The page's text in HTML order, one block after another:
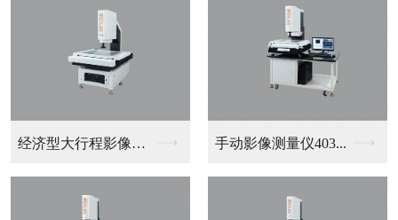
FTA-D3000-... 投影仪302系列-P...